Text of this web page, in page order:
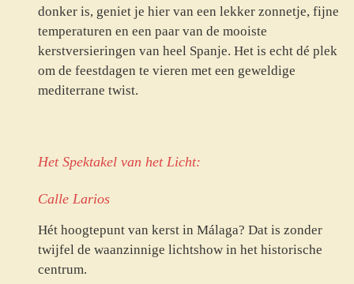
donker is, geniet je hier van een lekker zonnetje, fijne
temperaturen en een paar van de mooiste
kerstversieringen van heel Spanje. Het is echt dé plek
om de feestdagen te vieren met een geweldige
mediterrane twist.
Het Spektakel van het Licht:
Calle Larios
Hét hoogtepunt van kerst in Málaga? Dat is zonder
twijfel de waanzinnige lichtshow in het historische
centrum.